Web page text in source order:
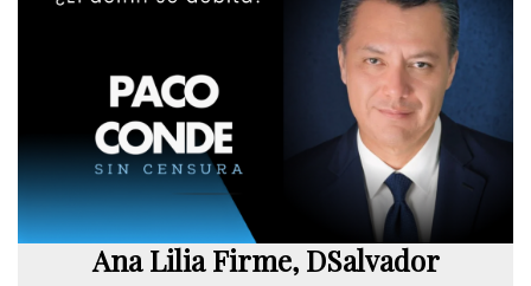
Ana Lilia Firme, DSalvador